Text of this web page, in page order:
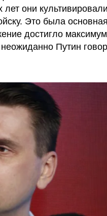
лет они культивировали
Это была основная
достигло
Путин